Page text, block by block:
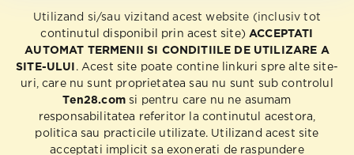
Utilizand si/sau vizitand acest website (inclusiv tot
continutul disponibil prin acest site) ACCEPTATI
AUTOMAT TERMENII SI CONDITIILE DE UTILIZARE A
SITE-ULUI
. Acest site poate contine linkuri spre alte site-
uri, care nu sunt proprietatea sau nu sunt sub controlul
Ten28.comsi pentru care nu ne asumam
responsabilitatea referitor la continutul acestora,
politica sau practicile utilizate. Utilizand acest site
acceptati implicit sa exonerati de raspundere